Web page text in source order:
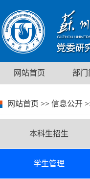
网站首页 部门
网站首页 >> 信息公开
本科生招生
学生管理